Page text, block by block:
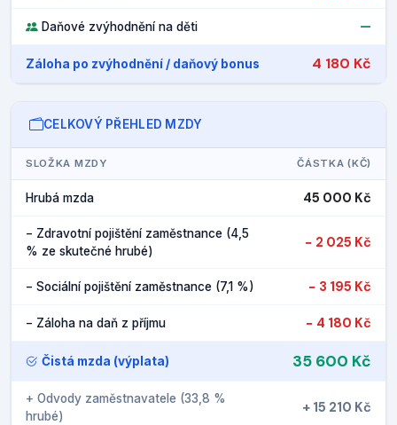
Daňové zvýhodnění na děti —
Záloha po zvýhodnění / daňový bonus 4 180 Kč
CELKOVÝ PŘEHLED MZDY
SLOŽKA MZDY ČÁSTKA (KČ)
Hrubá mzda 45 000 Kč
− Zdravotní pojištění zaměstnance (4,5
% ze skutečné hrubé)
− 2 025 Kč
− Sociální pojištění zaměstnance (7,1 %) − 3 195 Kč
− Záloha na daň z příjmu − 4 180 Kč
Čistá mzda (výplata) 35 600 Kč
+ Odvody zaměstnavatele (33,8 %
hrubé)
+ 15 210 Kč